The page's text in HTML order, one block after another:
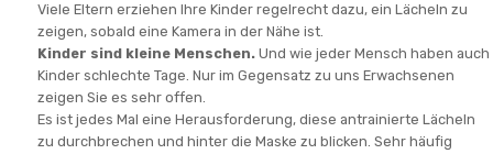
Viele Eltern erziehen Ihre Kinder regelrecht dazu, ein Lächeln zu
zeigen, sobald eine Kamera in der Nähe ist.
Kinder sind kleine Menschen. Und wie jeder Mensch haben auch
Kinder schlechte Tage. Nur im Gegensatz zu uns Erwachsenen
zeigen Sie es sehr offen.
Es ist jedes Mal eine Herausforderung, diese antrainierte Lächeln
zu durchbrechen und hinter die Maske zu blicken. Sehr häufig